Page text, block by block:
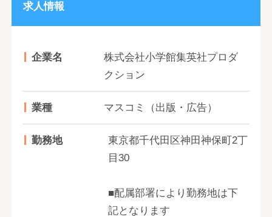
求人情報
企業名
株式会社小学館集英社プロダ
クション
業種 マスコミ（出版・広告）
勤務地
東京都千代田区神田神保町2丁
目30
■配属部署により勤務地は下
記となります